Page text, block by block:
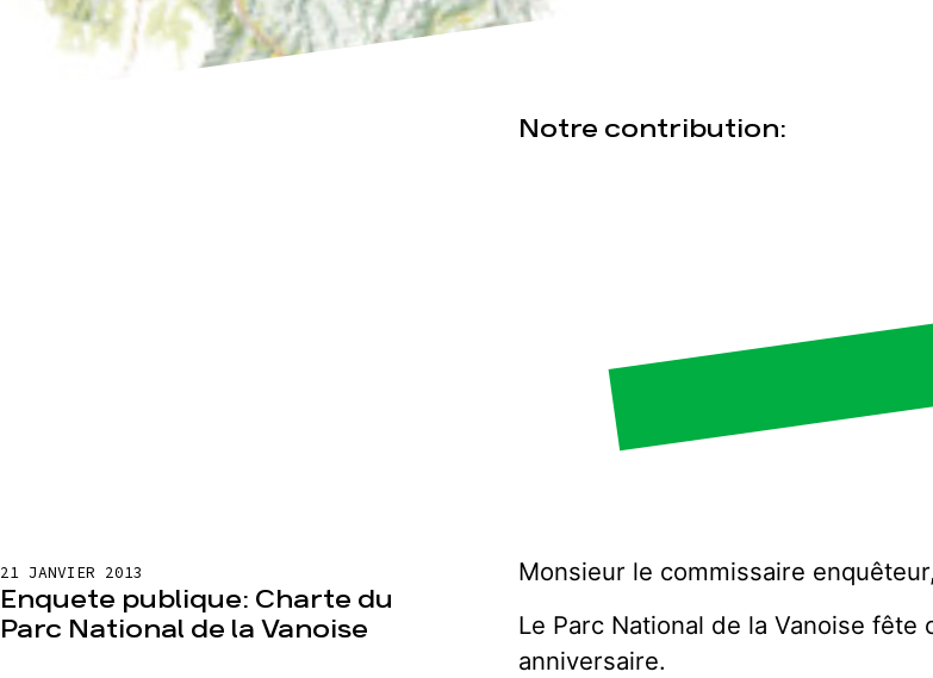
Notre contribution:
21 JANVIER 2013
Enquete publique: Charte du
Parc National de la Vanoise
Monsieur le commissaire enquêteur,
Le Parc National de la Vanoise
anniversaire.